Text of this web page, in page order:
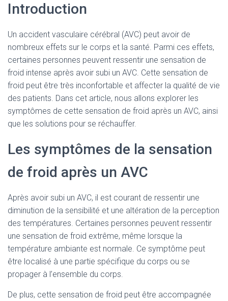
Introduction
Un accident vasculaire cérébral (AVC) peut avoir de
nombreux effets sur le corps et la santé. Parmi ces effets,
certaines personnes peuvent ressentir une sensation de
froid intense après avoir subi un AVC. Cette sensation de
froid peut être très inconfortable et affecter la qualité de vie
des patients. Dans cet article, nous allons explorer les
symptômes de cette sensation de froid après un AVC, ainsi
que les solutions pour se réchauffer.
Les symptômes de la sensation
de froid après un AVC
Après avoir subi un AVC, il est courant de ressentir une
diminution de la sensibilité et une altération de la perception
des températures. Certaines personnes peuvent ressentir
une sensation de froid extrême, même lorsque la
température ambiante est normale. Ce symptôme peut
être localisé à une partie spécifique du corps ou se
propager à l’ensemble du corps.
De plus, cette sensation de froid peut être accompagnée